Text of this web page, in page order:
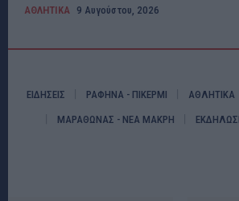
ΑΘΛΗΤΙΚΑ 9 Αυγούστου, 2026
ΕΙΔΗΣΕΙΣ ΡΑΦΗΝΑ - ΠΙΚΕΡΜΙ ΑΘΛΗΤΙΚΑ
ΜΑΡΑΘΩΝΑΣ - ΝΕΑ ΜΑΚΡΗ